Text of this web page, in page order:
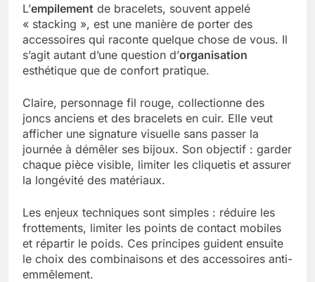
L’empilement de bracelets, souvent appelé
« stacking », est une manière de porter des
accessoires qui raconte quelque chose de vous. Il
s’agit autant d’une question d’organisation
esthétique que de confort pratique.
Claire, personnage fil rouge, collectionne des
joncs anciens et des bracelets en cuir. Elle veut
afficher une signature visuelle sans passer la
journée à démêler ses bijoux. Son objectif : garder
chaque pièce visible, limiter les cliquetis et assurer
la longévité des matériaux.
Les enjeux techniques sont simples : réduire les
frottements, limiter les points de contact mobiles
et répartir le poids. Ces principes guident ensuite
le choix des combinaisons et des accessoires anti-
emmêlement.